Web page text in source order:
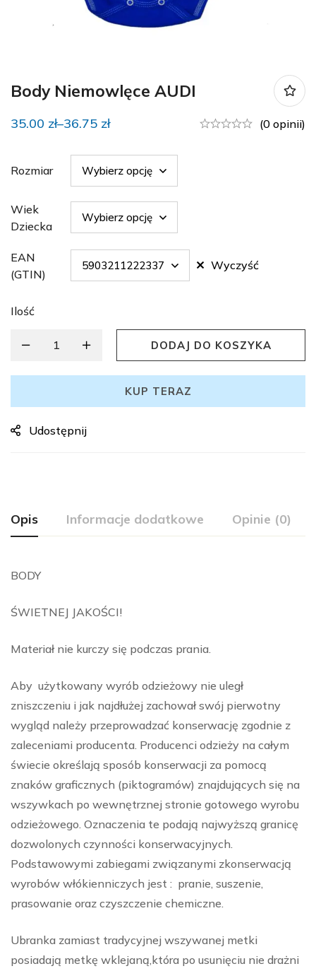
Body Niemowlęce AUDI
35.00 zł–36.75 zł (0 opinii)
Rozmiar
Wiek
Dziecka
EAN
(GTIN)
Wyczyść
Ilość
DODAJ DO KOSZYKA
KUP TERAZ
Udostępnij
Opis Informacje dodatkowe Opinie (0)
BODY
ŚWIETNEJ JAKOŚCI!
Materiał nie kurczy się podczas prania.
Aby użytkowany wyrób odzieżowy nie uległ
zniszczeniu i jak najdłużej zachował swój pierwotny
wygląd należy przeprowadzać konserwację zgodnie z
zaleceniami producenta. Producenci odzieży na całym
świecie określają sposób konserwacji za pomocą
znaków graficznych (piktogramów) znajdujących się na
wszywkach po wewnętrznej stronie gotowego wyrobu
odzieżowego. Oznaczenia te podają najwyższą granicę
dozwolonych czynności konserwacyjnych.
Podstawowymi zabiegami związanymi zkonserwacją
wyrobów włókienniczych jest : pranie, suszenie,
prasowanie oraz czyszczenie chemiczne.
Ubranka zamiast tradycyjnej wszywanej metki
posiadają metkę wklejaną,która po usunięciu nie drażni